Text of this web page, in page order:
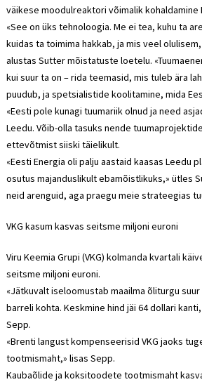
väikese moodulreaktori võimalik
«See on üks tehnoloogia. Me ei tea, kuhu ta
kuidas ta toimima hakkab, ja mis veel
alustas Sutter mõistatuste loetelu.
kui suur ta on – rida teemasid, mis tuleb ära
puudub, ja spetsialistide koolitamine, mida
«Eesti pole kunagi tuumariik olnud ja need
Leedu. Võib-olla tasuks nende
ettevõtmist siiski täielikult.
«Eesti Energia oli palju aastaid kaasas
osutus majanduslikult ebamõistlikuks,» ütles
neid arenguid, aga praegu meie strateegias
VKG kasum kasvas seitsme miljoni euroni
Viru Keemia Grupi (VKG) kolmanda kvartali
seitsme miljoni euroni.
«Jätkuvalt iseloomustab maailma õliturgu
barreli kohta. Keskmine hind jäi 64 dollari
Sepp.
«Brenti langust kompenseerisid VKG jaoks
tootmismaht,» lisas Sepp.
Kaubaõlide ja koksitoodete tootmismaht